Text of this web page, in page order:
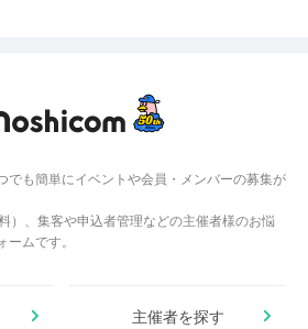
でも簡単にイベントや会員・メンバーの募集が
）、集客や申込者管理などの主催者様のお悩
ムです。
主催者を探す